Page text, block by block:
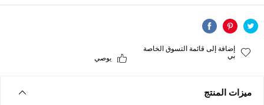
إضافة إلى قائمة التسوق الخاصة
بي
يوصي
ميزات المنتج